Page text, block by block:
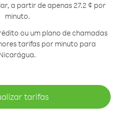
a partir de apenas 27.2 ¢ por
minuto.
ou um plano de chamadas
tarifas por minuto para
tarifas